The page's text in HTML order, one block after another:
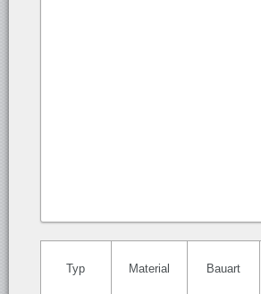
Typ Material Bauart